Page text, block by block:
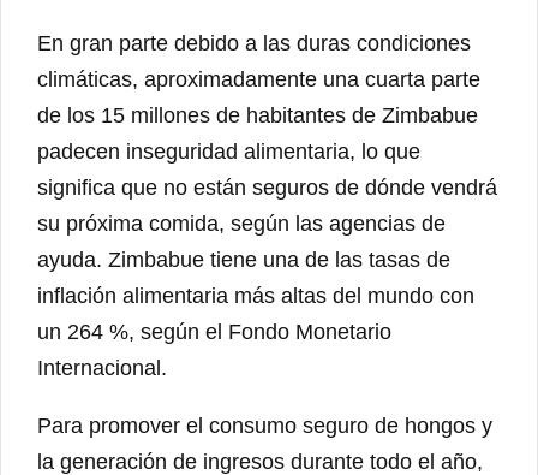
En gran parte debido a las duras condiciones
climáticas, aproximadamente una cuarta parte
de los 15 millones de habitantes de Zimbabue
padecen inseguridad alimentaria, lo que
significa que no están seguros de dónde vendrá
su próxima comida, según las agencias de
ayuda. Zimbabue tiene una de las tasas de
inflación alimentaria más altas del mundo con
un 264 %, según el Fondo Monetario
Internacional.
Para promover el consumo seguro de hongos y
la generación de ingresos durante todo el año,